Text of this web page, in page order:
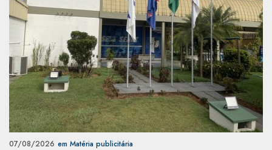
07/08/2026 em Matéria publicitária